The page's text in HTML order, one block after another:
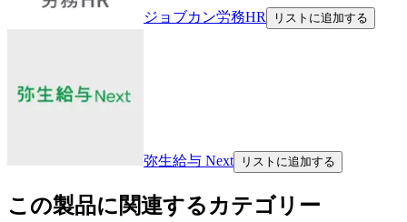
ジョブカン労務HR リストに追加する
弥生給与 Next リストに追加する
この製品に関連するカテゴリー